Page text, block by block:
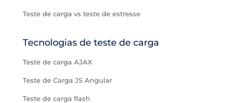
Teste de carga vs teste de estresse
Tecnologias de teste de carga
Teste de carga AJAX
Teste de Carga JS Angular
Teste de carga flash